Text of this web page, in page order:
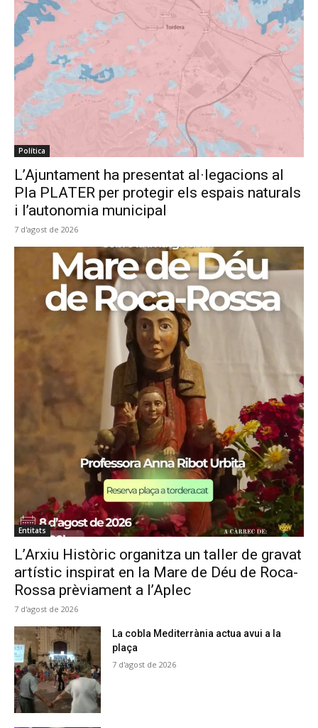
Política
L’Ajuntament ha presentat al·legacions al
Pla PLATER per protegir els espais naturals
i l’autonomia municipal
7 d'agost de 2026
Entitats
L’Arxiu Històric organitza un taller de gravat
artístic inspirat en la Mare de Déu de Roca-
Rossa prèviament a l’Aplec
7 d'agost de 2026
La cobla Mediterrània actua avui a la
plaça
7 d'agost de 2026